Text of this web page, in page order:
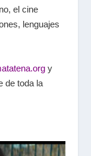
el cine
lenguajes
y
de toda la